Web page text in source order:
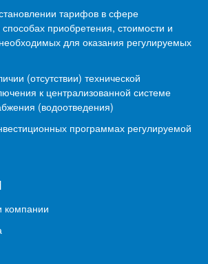
тарифов в сфере
приобретения, стоимости и
для оказания регулируемых
(отсутствии) технической
к централизованной системе
(водоотведения)
программах регулируемой
компании